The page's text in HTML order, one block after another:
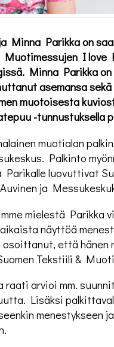
Minna Parikka on
I love
Minna Parikka
asemansa
muotoisesta
-tunnustuksella
muotialan
Palkinto
luovuttivat
ja
mielestä Parikka
näyttöä
että hänen
Tekstiili &
raati arvioi mm.
Lisäksi
menestykseen